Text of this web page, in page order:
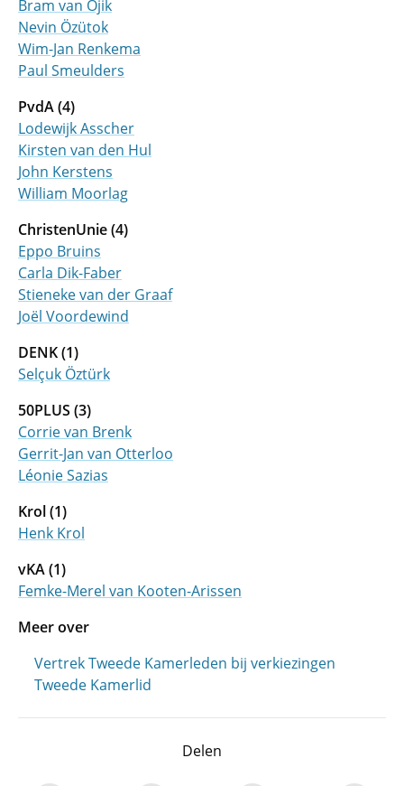
Bram van Ojik
Nevin Özütok
Wim-Jan Renkema
Paul Smeulders
PvdA (4)
Lodewijk Asscher
Kirsten van den Hul
John Kerstens
William Moorlag
ChristenUnie (4)
Eppo Bruins
Carla Dik-Faber
Stieneke van der Graaf
Joël Voordewind
DENK (1)
Selçuk Öztürk
50PLUS (3)
Corrie van Brenk
Gerrit-Jan van Otterloo
Léonie Sazias
Krol (1)
Henk Krol
vKA (1)
Femke-Merel van Kooten-Arissen
Meer over
Vertrek Tweede Kamerleden bij verkiezingen
Tweede Kamerlid
Delen